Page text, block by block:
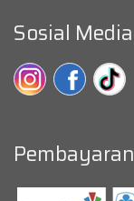
Sosial Media
Pembayaran